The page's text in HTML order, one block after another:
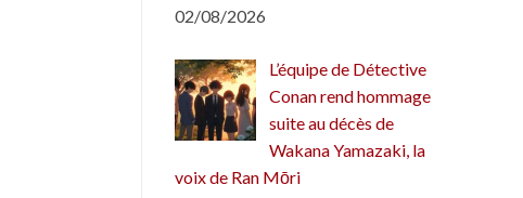
02/08/2026
L’équipe de Détective
Conan rend hommage
suite au décès de
Wakana Yamazaki, la
voix de Ran Mōri